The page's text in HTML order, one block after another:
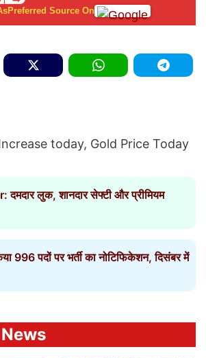
Preferred Source On
today, Gold Price Today
लुक, शानदार सेफ्टी और प्रीमियम
996 पदों पर भर्ती का नोटिफिकेशन, दिसंबर में